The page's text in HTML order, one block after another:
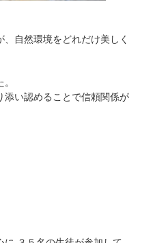
自然環境をどれだけ美しく
い認めることで信頼関係が